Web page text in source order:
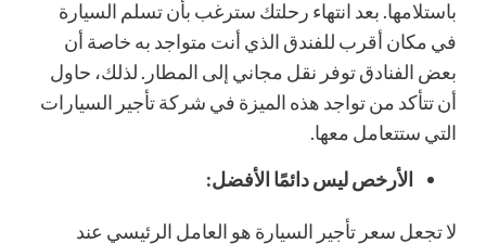
باستلامها. بعد انتهاء رحلتك سترغب بأن تسلم السيارة
في مكان أقرب للفندق الذي أنت متواجد به خاصة أن
بعض الفنادق توفر نقل مجاني إلى المطار. لذلك، حاول
أن تتأكد من تواجد هذه الميزة في شركة تأجير السيارات
التي ستتعامل معها.
الأرخص ليس دائمًا الأفضل:
لا تجعل سعر تأجير السيارة هو العامل الرئيسي عند